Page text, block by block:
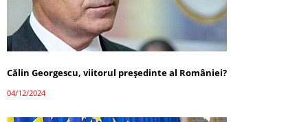
Călin Georgescu, viitorul președinte al României?
04/12/2024